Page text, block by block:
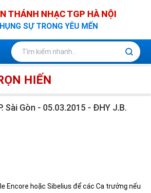
THÁNH NHẠC TGP HÀ NỘI
SỰ TRONG YÊU MẾN
HIẾN
Sài Gòn - 05.03.2015 - ĐHY J.B.
Encore hoặc Sibelius để các Ca trưởng nếu